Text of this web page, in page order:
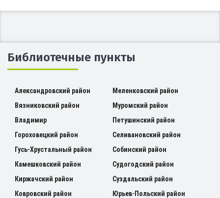
Библиотечные пункты
Александровский район
Вязниковский район
Владимир
Гороховецкий район
Гусь-Хрустальный район
Камешковский район
Киржачский район
Ковровский район
Меленковский район
Муромский район
Петушинский район
Селивановский район
Собинский район
Судогодский район
Суздальский район
Юрьев-Польский район